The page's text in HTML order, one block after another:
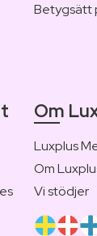
Betygsätt
Om
Luxplus
Om
Vi stödjer